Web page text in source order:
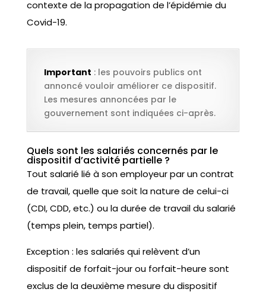
contexte de la propagation de l’épidémie du
Covid-19.
Important : les pouvoirs publics ont
annoncé vouloir améliorer ce dispositif.
Les mesures annoncées par le
gouvernement sont indiquées ci-après.
Quels sont les salariés concernés par le
dispositif d’activité partielle ?
Tout salarié lié à son employeur par un contrat
de travail, quelle que soit la nature de celui-ci
(CDI, CDD, etc.) ou la durée de travail du salarié
(temps plein, temps partiel).
Exception : les salariés qui relèvent d’un
dispositif de forfait-jour ou forfait-heure sont
exclus de la deuxième mesure du dispositif